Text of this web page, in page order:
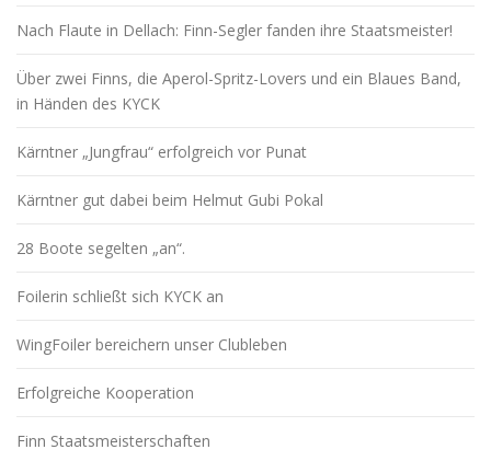
Nach Flaute in Dellach: Finn-Segler fanden ihre Staatsmeister!
Über zwei Finns, die Aperol-Spritz-Lovers und ein Blaues Band,
in Händen des KYCK
Kärntner „Jungfrau“ erfolgreich vor Punat
Kärntner gut dabei beim Helmut Gubi Pokal
28 Boote segelten „an“.
Foilerin schließt sich KYCK an
WingFoiler bereichern unser Clubleben
Erfolgreiche Kooperation
Finn Staatsmeisterschaften